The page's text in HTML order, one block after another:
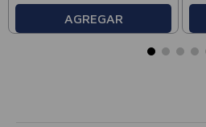
AGREGAR